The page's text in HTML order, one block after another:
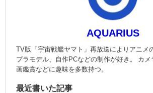
AQUARIUS
TV版「宇宙戦艦ヤマト」再放送によりアニメ
プラモデル、自作PCなどの制作が好き。 カ
画鑑賞などに趣味を多数持つ。
最近書いた記事